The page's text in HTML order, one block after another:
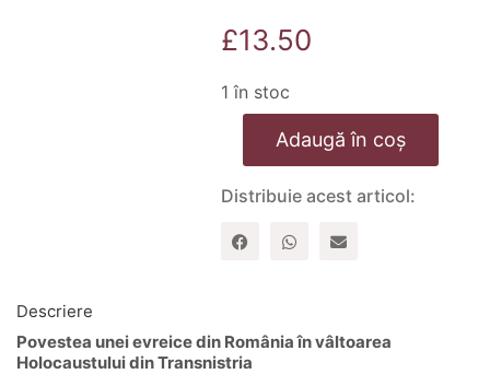
£13.50
1 în stoc
Cantitate
inghetat
Adaugă în coș
Distribuie acest articol:
Descriere
Povestea unei evreice din România în vâltoarea
Holocaustului din Transnistria